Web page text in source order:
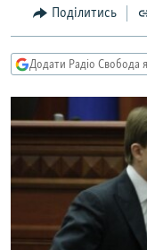
пошукуКУЛЬТУРА
СПОРТ
СВІТ
КРИМ.РЕАЛІЇ
ТИ ЯК?
КИТАЙ.ВИКЛИКИ
МУЛЬТИМЕДІА
ФОТО
СПЕЦПРОЄКТИ
ПОДКАСТИ
Поділитись
Додати Радіо Свобода